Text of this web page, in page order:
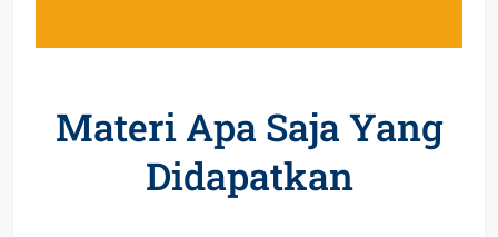
Materi Apa Saja Yang
Didapatkan